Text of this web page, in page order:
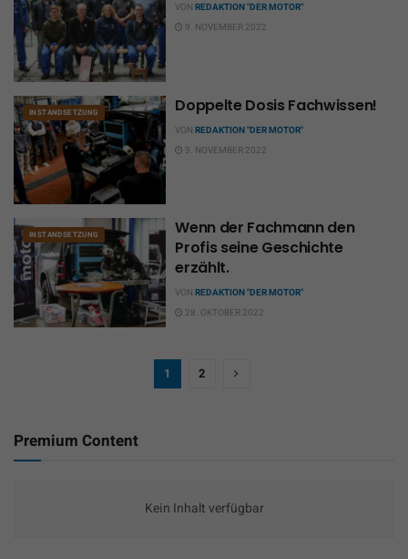
VON REDAKTION "DER MOTOR"
9. NOVEMBER 2022
INSTANDSETZUNG Doppelte Dosis Fachwissen!
VON REDAKTION "DER MOTOR"
3. NOVEMBER 2022
INSTANDSETZUNG
Wenn der Fachmann den
Profis seine Geschichte
erzählt.
VON REDAKTION "DER MOTOR"
28. OKTOBER 2022
1 2
Premium Content
Kein Inhalt verfügbar